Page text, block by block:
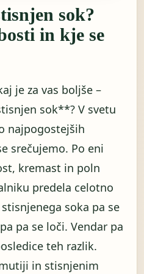
sok?
in kje se
je za vas boljše –
sok**? V svetu
najpogostejših
srečujemo. Po eni
kremast in poln
predela celotno
soka pa se
pa se loči. Vendar pa
teh razlik.
in stisnjenim